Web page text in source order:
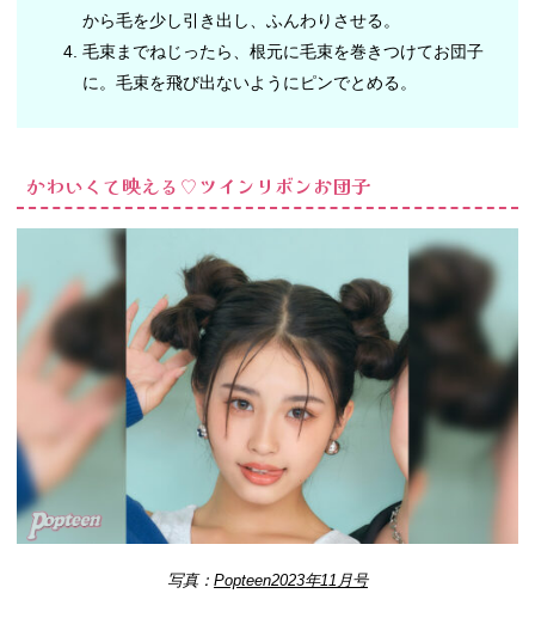
から毛を少し引き出し、ふんわりさせる。
毛束までねじったら、根元に毛束を巻きつけてお団子
に。毛束を飛び出ないようにピンでとめる。
かわいくて映える♡ツインリボンお団子
写真： Popteen2023年11月号